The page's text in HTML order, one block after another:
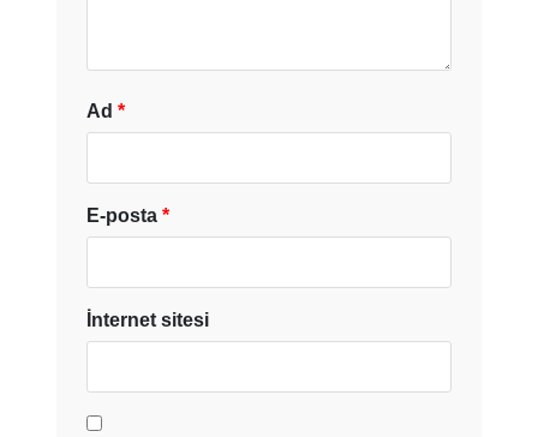
Ad *
E-posta *
İnternet sitesi